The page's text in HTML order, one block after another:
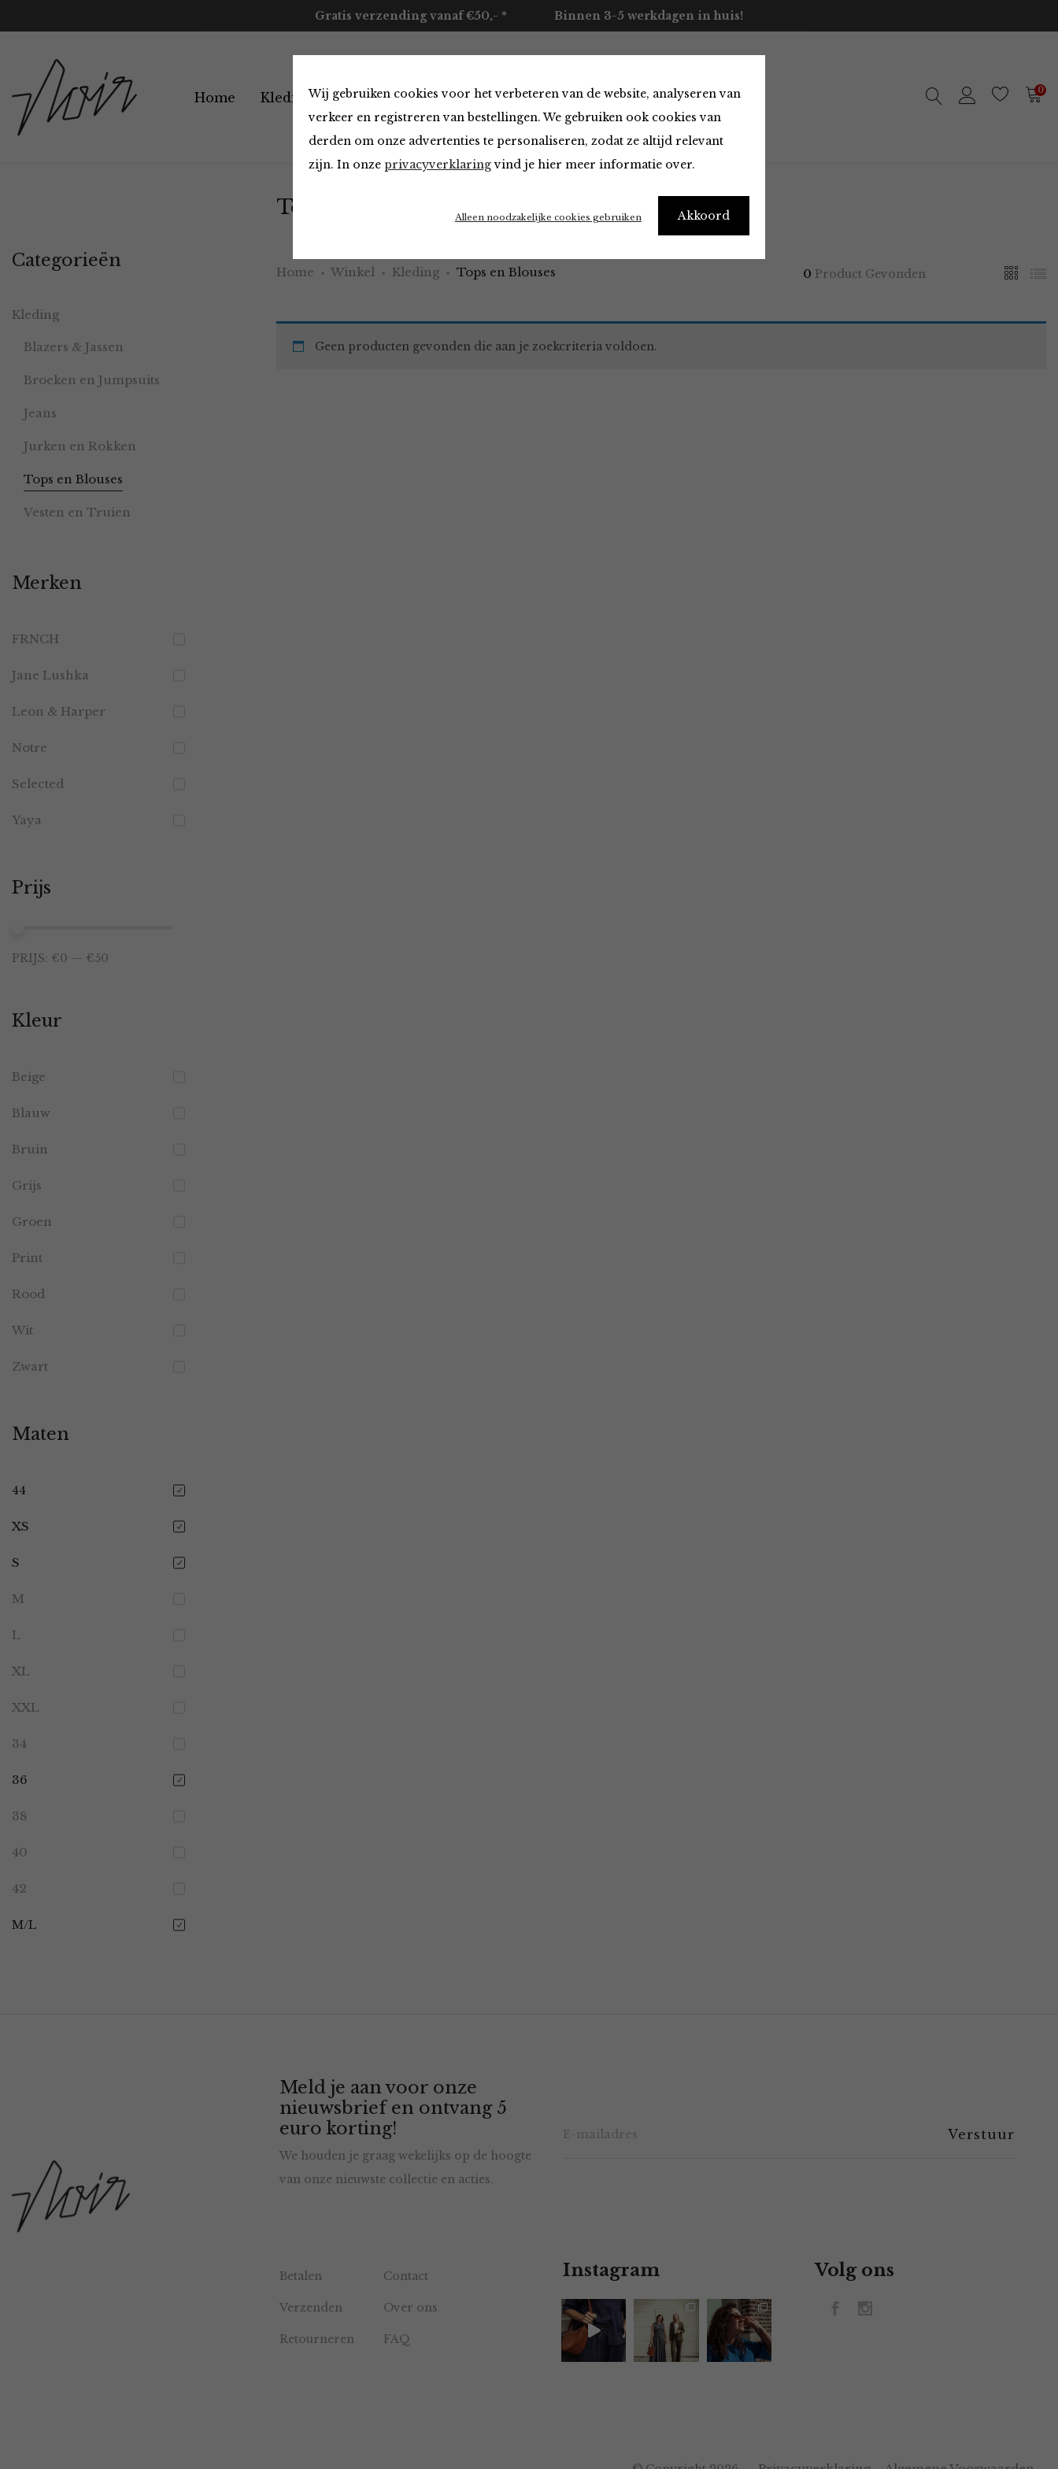
Wij gebruiken cookies voor het verbeteren van de website, analyseren van
verkeer en registreren van bestellingen. We gebruiken ook cookies van
derden om onze advertenties te personaliseren, zodat ze altijd relevant
zijn. In onze privacyverklaringvind je hier meer informatie over.
Akkoord
Alleen noodzakelijke cookies gebruiken
Gratis verzending vanaf €50,- * Binnen 3-5 werkdagen in huis!
Home Kleding Accessoires Merken Over ons Contact 0
Tops en Blouses
Home Winkel Kleding Tops en Blouses 0 Product Gevonden
Geen producten gevonden die aan je zoekcriteria voldoen.
Categorieën
Kleding
Blazers & Jassen
Broeken en Jumpsuits
Jeans
Jurken en Rokken
Tops en Blouses
Vesten en Truien
Merken
FRNCH
Jane Lushka
Leon & Harper
Notre
Selected
Yaya
Prijs
PRIJS: €0 — €50
Kleur
Beige
Blauw
Bruin
Grijs
Groen
Print
Rood
Wit
Zwart
Maten
44
XS
S
M
L
XL
XXL
34
36
38
40
42
M/L
Meld je aan voor onze
nieuwsbrief en ontvang 5
euro korting!
We houden je graag wekelijks op de hoogte
van onze nieuwste collectie en acties.
Betalen Contact
Verzenden Over ons
Retourneren FAQ
Instagram Volg ons